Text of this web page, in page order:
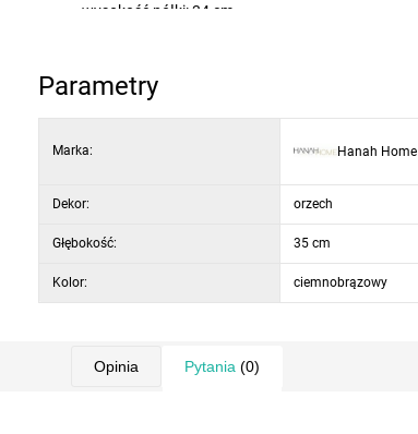
wysokość półki: 34 cm
Parametry
Marka: Hanah Home
Dekor: orzech
Głębokość: 35 cm
Kolor: ciemnobrązowy
Opinia Pytania (0)